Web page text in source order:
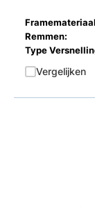
Remmen:
Type
Vergelijken